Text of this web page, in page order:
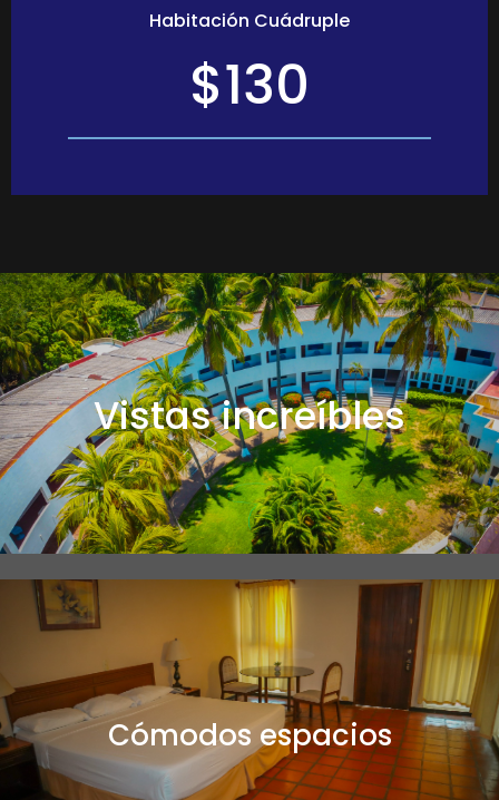
Habitación Cuádruple
$130
Vistas increíbles
Cómodos espacios